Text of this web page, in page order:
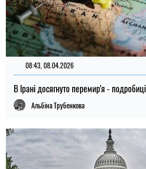
08:43, 08.04.2026
В Ірані досягнуто перемир'я - подробиці
Альбіна Трубенкова